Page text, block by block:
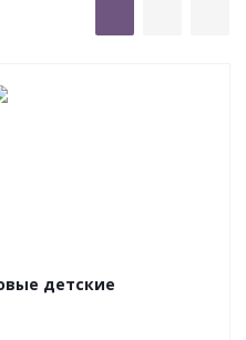
детские